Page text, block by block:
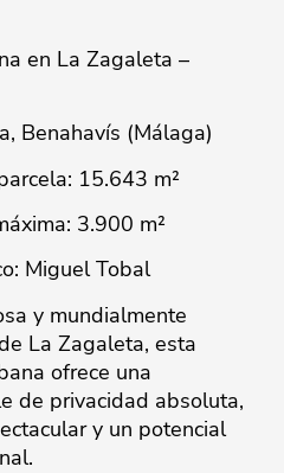
en La Zagaleta –
Benahavís (Málaga)
15.643 m²
3.900 m²
Miguel Tobal
y mundialmente
La Zagaleta, esta
ofrece una
de privacidad absoluta,
y un potencial